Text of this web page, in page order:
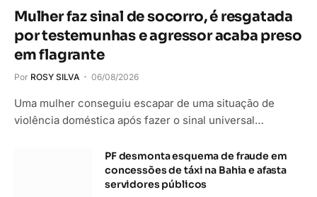
Mulher faz sinal de socorro, é resgatada
por testemunhas e agressor acaba preso
em flagrante
Por ROSY SILVA 06/08/2026
Uma mulher conseguiu escapar de uma situação de
violência doméstica após fazer o sinal universal…
PF desmonta esquema de fraude em
concessões de táxi na Bahia e afasta
servidores públicos